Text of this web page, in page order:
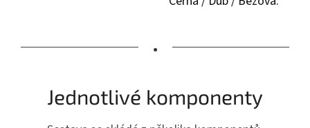
•
Jednotlivé komponenty